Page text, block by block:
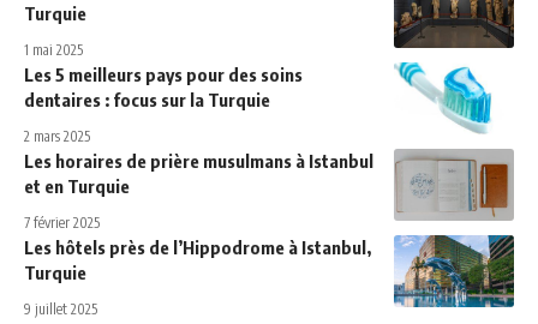
Turquie
1 mai 2025
Les 5 meilleurs pays pour des soins
dentaires : focus sur la Turquie
2 mars 2025
Les horaires de prière musulmans à Istanbul
et en Turquie
7 février 2025
Les hôtels près de l’Hippodrome à Istanbul,
Turquie
9 juillet 2025